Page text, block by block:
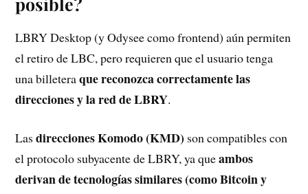
LBRY Desktop (y Odysee como frontend) aún permiten
el retiro de LBC, pero requieren que el usuario tenga
una billeteraque reconozca correctamente las
direcciones y la red de LBRY.
Lasdirecciones Komodo (KMD) son compatibles con
el protocolo subyacente de LBRY, ya queambos
derivan de tecnologías similares (como Bitcoin y